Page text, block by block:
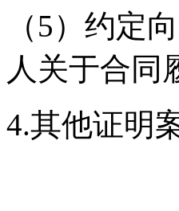
（5）约定
人关于合同
4.其他证明